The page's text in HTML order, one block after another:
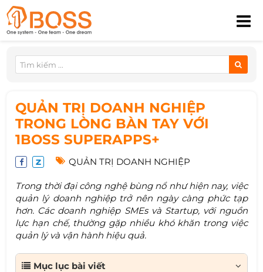
QUẢN TRỊ DOANH NGHIỆP
TRONG LÒNG BÀN TAY VỚI
1BOSS SUPERAPPS+
QUẢN TRỊ DOANH NGHIỆP
Trong thời đại công nghệ bùng nổ như hiện nay, việc
quản lý doanh nghiệp trở nên ngày càng phức tạp
hơn. Các doanh nghiệp SMEs và Startup, với nguồn
lực hạn chế, thường gặp nhiều khó khăn trong việc
quản lý và vận hành hiệu quả.
Mục lục bài viết